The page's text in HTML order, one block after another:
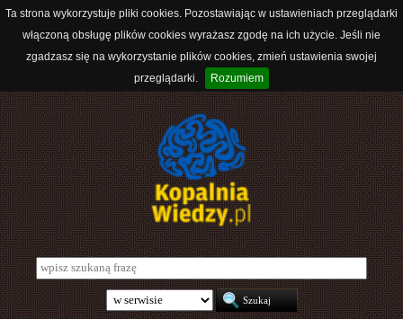
Ta strona wykorzystuje pliki cookies. Pozostawiając w ustawieniach przeglądarki
włączoną obsługę plików cookies wyrażasz zgodę na ich użycie. Jeśli nie
zgadzasz się na wykorzystanie plików cookies, zmień ustawienia swojej
przeglądarki.
Rozumiem